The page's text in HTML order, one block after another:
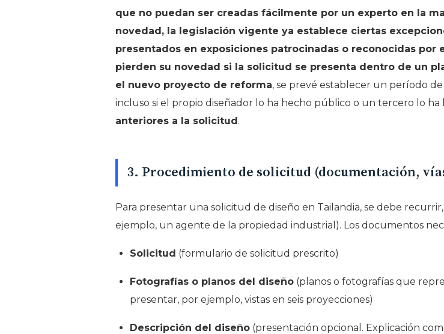
que no puedan ser creadas fácilmente por un experto en la
novedad, la legislación vigente ya establece ciertas
presentados en exposiciones patrocinadas o reconocidas por
pierden su novedad si la solicitud se presenta dentro de un
el nuevo proyecto de reforma, se prevé establecer un período
incluso si el propio diseñador lo ha hecho público o un tercero lo
anteriores a la solicitud.
3. Procedimiento de solicitud (documentación,
Para presentar una solicitud de diseño en Tailandia, se debe
ejemplo, un agente de la propiedad industrial). Los documentos
Solicitud (formulario de solicitud prescrito)
Fotografías o planos del diseño (planos o fotografías que
presentar, por ejemplo, vistas en seis proyecciones)
Descripción del diseño (presentación opcional. Explicación